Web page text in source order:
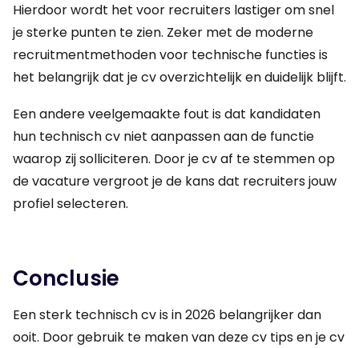
Hierdoor wordt het voor recruiters lastiger om snel
je sterke punten te zien. Zeker met de moderne
recruitmentmethoden voor technische functies is
het belangrijk dat je cv overzichtelijk en duidelijk blijft.
Een andere veelgemaakte fout is dat kandidaten
hun technisch cv niet aanpassen aan de functie
waarop zij solliciteren. Door je cv af te stemmen op
de vacature vergroot je de kans dat recruiters jouw
profiel selecteren.
Conclusie
Een sterk technisch cv is in 2026 belangrijker dan
ooit. Door gebruik te maken van deze cv tips en je cv